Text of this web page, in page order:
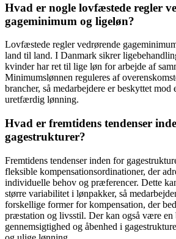
Hvad er nogle lovfæstede regler
gageminimum og ligeløn?
Lovfæstede regler vedrørende
land til land. I Danmark sikrer
kvinder har ret til lige løn for arbejde af
Minimumslønnen reguleres af
brancher, så medarbejdere er beskyttet mod
uretfærdig lønning.
Hvad er fremtidens tendenser
gagestrukturer?
Fremtidens tendenser inden for
fleksible kompensationsordinationer, der
individuelle behov og præferencer. Dette
større variabilitet i lønpakker, så
forskellige former for kompensation, der
præstation og livsstil. Der kan også være en
gennemsigtighed og åbenhed i